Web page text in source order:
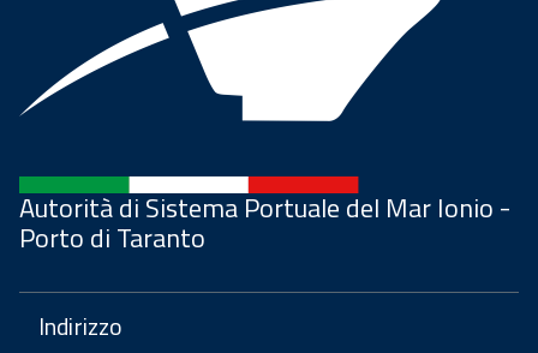
Autorità di Sistema Portuale del Mar Ionio -
Porto di Taranto
Indirizzo